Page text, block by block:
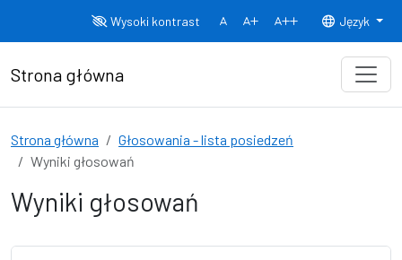
Wysoki kontrast
Normalny rozmiar czcionki
Rozmiar czcionki 150% Rozmiar
Język
Strona główna
Strona główna
Głosowania - lista posiedzeń
Wyniki głosowań
Wyniki głosowań